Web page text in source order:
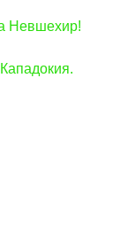
Невшехир!